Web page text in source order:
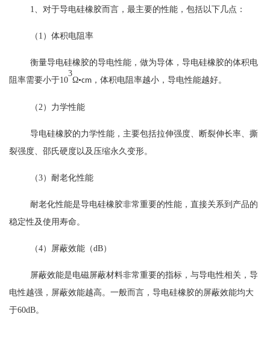
1、对于导电硅橡胶而言，最主要的性能，包括以下几点：
（ 1 ）体积电阻率
衡量导电硅橡胶的导电性能，做为导体，导电硅橡胶的体积电
阻率需要小于10
3
Ω•cm ，体积电阻率越小，导电性能越好。
（2） 力学性能
导电硅橡胶的力学性能，主要包括拉伸强度、断裂伸长率、撕
裂强度、邵氏硬度以及压缩永久变形。
（3） 耐老化性能
耐老化性能是导电硅橡胶非常重要的性能，直接关系到产品的
稳定性及使用寿命。
（4） 屏蔽效能（dB）
屏蔽效能是电磁屏蔽材料非常重要的指标，与导电性相关，导
电性越强，屏蔽效能越高。一般而言，导电硅橡胶的屏蔽效能均大
于60dB。